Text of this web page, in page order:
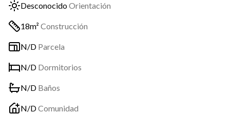
DesconocidoOrientación
18m² Construcción
N/D Parcela
N/D Dormitorios
N/D Baños
N/DComunidad